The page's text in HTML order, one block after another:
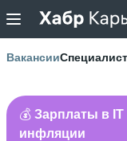
Вакансии
💰 Зарплаты в IT
инфляции